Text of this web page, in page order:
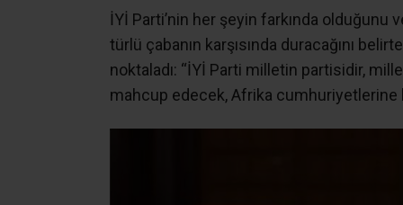
İYİ Parti’nin her şeyin farkında
türlü çabanın karşısında duracağını
noktaladı: “İYİ Parti milletin partisidir,
mahcup edecek, Afrika cumhuriyetlerine